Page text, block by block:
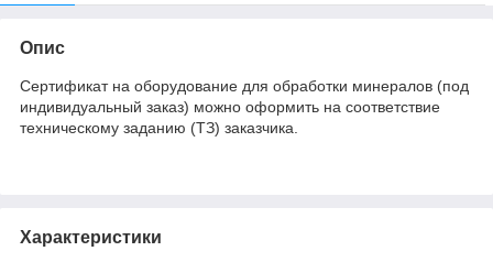
Опис
Сертификат на оборудование для обработки минералов (под
индивидуальный заказ) можно оформить на соответствие
техническому заданию (ТЗ) заказчика.
Характеристики